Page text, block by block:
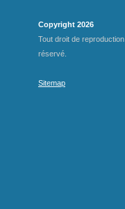
Copyright 2026
Tout droit de reproduction
réservé.
Sitemap